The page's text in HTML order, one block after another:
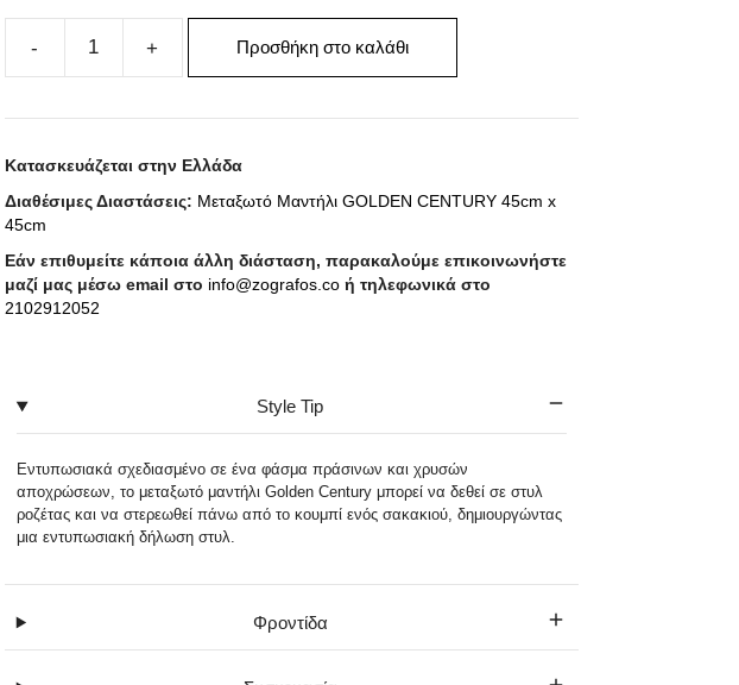
Μεταξωτό
GOLDEN
x
ποσότητα
Προσθήκη στο καλάθι
Κατασκευάζεται στην Ελλάδα
Διαθέσιμες Διαστάσεις: Μεταξωτό Μαντήλι GOLDEN CENTURY 45cm x
45cm
Εάν επιθυμείτε κάποια άλλη διάσταση, παρακαλούμε επικοινωνήστε
μαζί μας μέσω email στο info@zografos.coή τηλεφωνικά στο
2102912052
Style Tip
Εντυπωσιακά σχεδιασμένο σε ένα φάσμα πράσινων και χρυσών
αποχρώσεων, το μεταξωτό μαντήλι Golden Century μπορεί να δεθεί σε στυλ
ροζέτας και να στερεωθεί πάνω από το κουμπί ενός σακακιού, δημιουργώντας
μια εντυπωσιακή δήλωση στυλ.
Φροντίδα